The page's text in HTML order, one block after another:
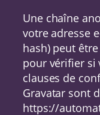
Une chaîne
votre adresse
hash) peut
pour vérifier si
clauses de
Gravatar sont
https://